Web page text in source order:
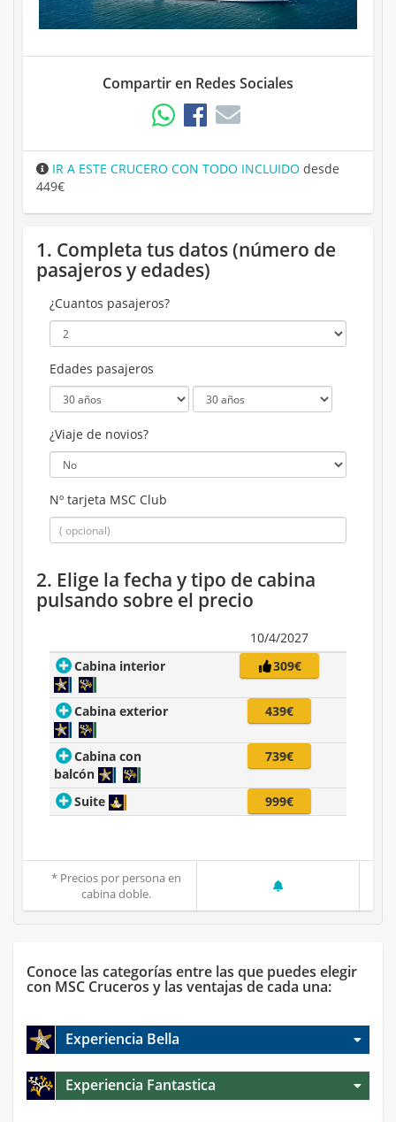
Compartir en Redes Sociales
IR A ESTE CRUCERO CON TODO INCLUIDO desde
449€
1. Completa tus datos (número de
pasajeros y edades)
¿Cuantos pasajeros?
Edades pasajeros
¿Viaje de novios?
Nº tarjeta MSC Club
2. Elige la fecha y tipo de cabina
pulsando sobre el precio
10/4/2027
Cabina interior
309€
Cabina exterior 439€
Cabina con
balcón
739€
Suite 999€
* Precios por persona en
cabina doble.
Conoce las categorías entre las que puedes elegir
con MSC Cruceros y las ventajas de cada una:
Experiencia Bella
Experiencia Fantastica